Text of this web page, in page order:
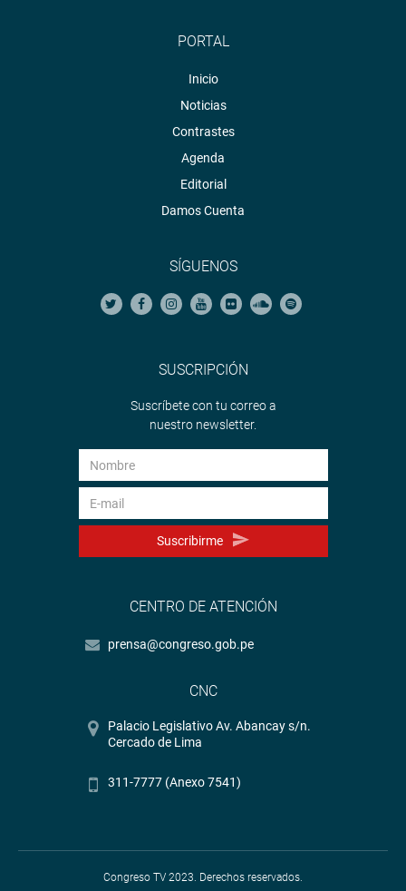
PORTAL
Inicio
Noticias
Contrastes
Agenda
Editorial
Damos Cuenta
SÍGUENOS
SUSCRIPCIÓN
Suscríbete con tu correo a
nuestro newsletter.
Suscribirme
CENTRO DE ATENCIÓN
prensa@congreso.gob.pe
CNC
Palacio Legislativo Av. Abancay s/n.
Cercado de Lima
311-7777 (Anexo 7541)
Congreso TV 2023. Derechos reservados.